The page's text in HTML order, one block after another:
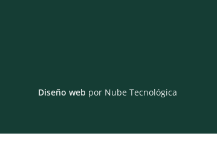
Diseño web por Nube Tecnológica